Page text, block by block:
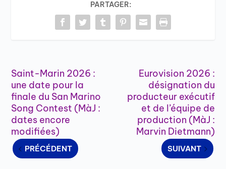
PARTAGER:
Saint-Marin 2026 :
une date pour la
finale du San Marino
Song Contest (MàJ :
dates encore
modifiées)
PRÉCÉDENT
Eurovision 2026 :
désignation du
producteur exécutif
et de l’équipe de
production (MàJ :
Marvin Dietmann)
SUIVANT